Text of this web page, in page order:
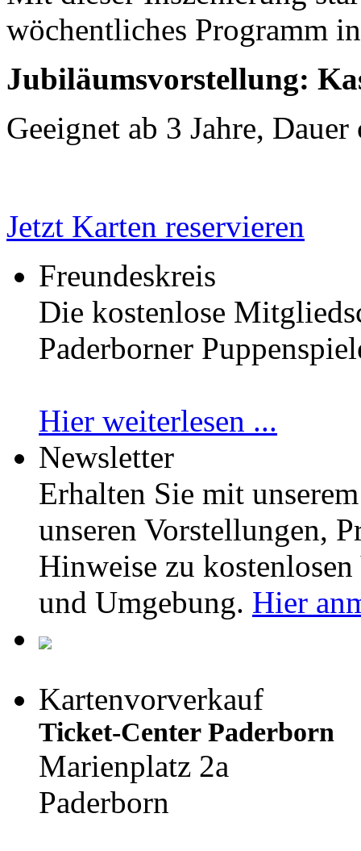
wöchentliches Programm
Jubiläumsvorstellung:
Geeignet ab 3 Jahre,
Jetzt Karten reservieren
Freundeskreis
Die kostenlose
Paderborner
Hier weiterlesen ...
Newsletter
Erhalten Sie mit
unseren Vorstellungen,
Hinweise zu
und Umgebung. Hier
Kartenvorverkauf
Ticket-Center Paderborn
Marienplatz 2a
Paderborn